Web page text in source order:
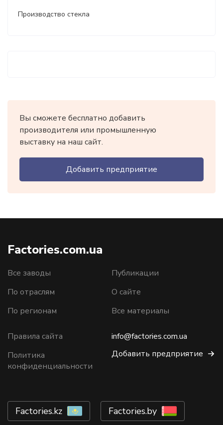
Производство стекла
Вы сможете бесплатно добавить
производителя или промышленную
выставку на наш сайт.
Добавить предприятие
Factories.com.ua
Все заводы
По отраслям
По регионам
Публикации
О сайте
Все материалы
Правила сайта
Политика
конфиденциальности
info@factories.com.ua
Добавить предприятие
Factories.kz Factories.by